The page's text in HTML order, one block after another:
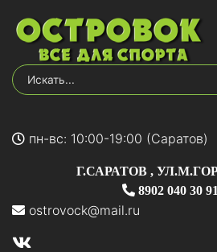
пн-вс: 10:00-19:00 (Саратов)
Г.САРАТОВ ,
8902 040 30 91
ostrovock@mail.ru